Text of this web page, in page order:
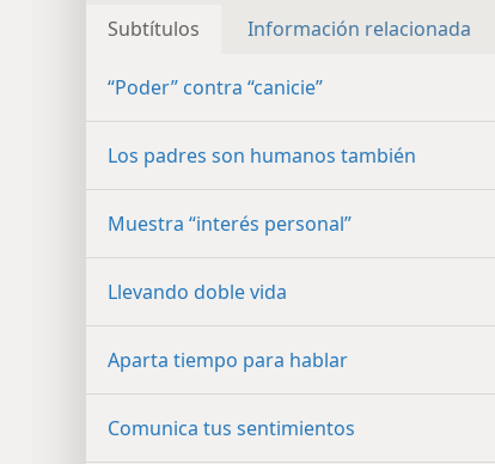
Subtítulos Información relacionada
“Poder” contra “canicie”
Los padres son humanos también
Muestra “interés personal”
Llevando doble vida
Aparta tiempo para hablar
Comunica tus sentimientos